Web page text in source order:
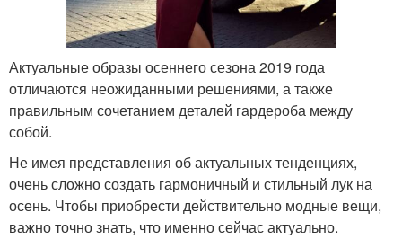
Актуальные образы осеннего сезона 2019 года
отличаются неожиданными решениями, а также
правильным сочетанием деталей гардероба между
собой.
Не имея представления об актуальных тенденциях,
очень сложно создать гармоничный и стильный лук на
осень. Чтобы приобрести действительно модные вещи,
важно точно знать, что именно сейчас актуально.